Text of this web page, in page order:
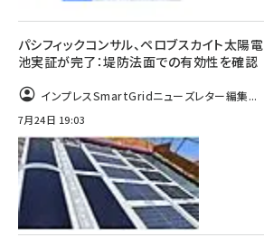
パシフィックコンサル、ペロブスカイト太陽電
池実証が完了：堤防法面での有効性を確認
インプレスSmartGridニューズレター編集...
7月24日 19:03